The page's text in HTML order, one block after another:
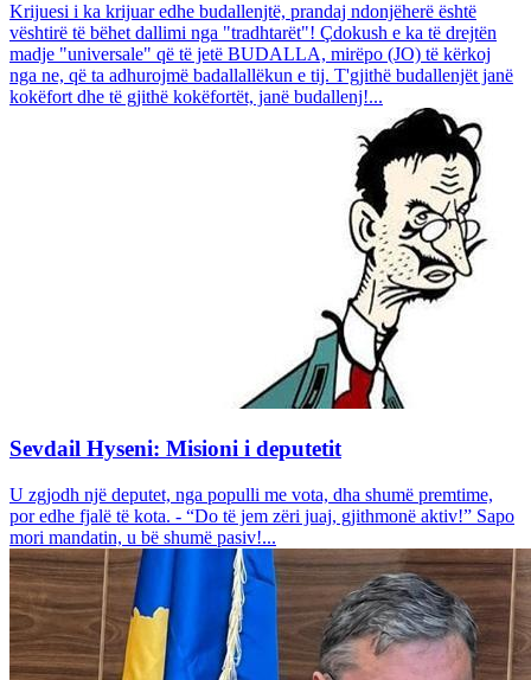
Krijuesi i ka krijuar edhe budallenjtë, prandaj ndonjëherë është
vështirë të bëhet dallimi nga "tradhtarët"! Çdokush e ka të drejtën
madje "universale" që të jetë BUDALLA, mirëpo (JO) të kërkoj
nga ne, që ta adhurojmë badallallëkun e tij. T'gjithë budallenjët janë
kokëfort dhe të gjithë kokëfortët, janë budallenj!...
Sevdail Hyseni: Misioni i deputetit
U zgjodh një deputet, nga populli me vota, dha shumë premtime,
por edhe fjalë të kota. - “Do të jem zëri juaj, gjithmonë aktiv!” Sapo
mori mandatin, u bë shumë pasiv!...